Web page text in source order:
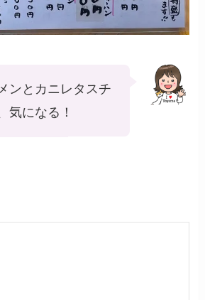
ンとカニレタスチ
気になる！